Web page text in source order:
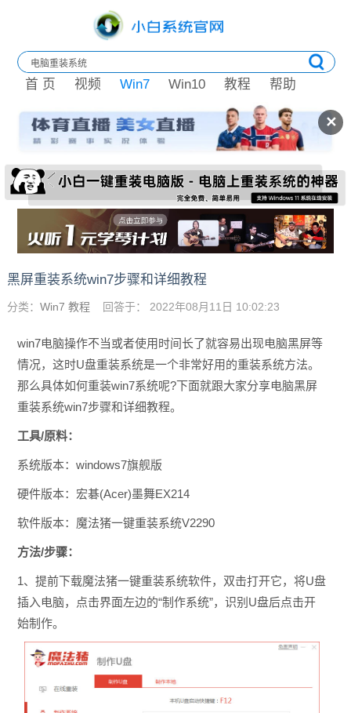
✕
首 页 视频 Win7 Win10 教程 帮助
黑屏重装系统win7步骤和详细教程
分类： Win7 教程 回答于： 2022年08月11日 10:02:23
win7电脑操作不当或者使用时间长了就容易出现电脑黑屏等
情况，这时U盘重装系统是一个非常好用的重装系统方法。
那么具体如何重装win7系统呢?下面就跟大家分享电脑黑屏
重装系统win7步骤和详细教程。
工具/原料：
系统版本：windows7旗舰版
硬件版本：宏碁(Acer)墨舞EX214
软件版本：魔法猪一键重装系统V2290
方法/步骤：
1、提前下载魔法猪一键重装系统软件，双击打开它，将U盘
插入电脑，点击界面左边的“制作系统”，识别U盘后点击开
始制作。